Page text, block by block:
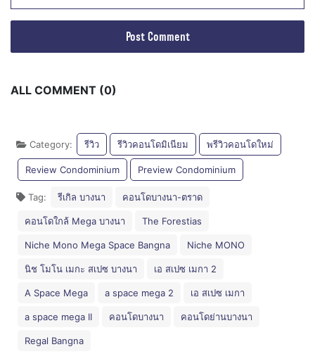
ALL COMMENT (0)
Category: รีวิว รีวิวคอนโดมิเนียม พรีวิวคอนโดใหม่
Review Condominium Preview Condominium
Tag: รีเกิล บางนา คอนโดบางนา-ตราด
คอนโดใกล้ Mega บางนา The Forestias
Niche Mono Mega Space Bangna Niche MONO
นิช โมโน เมกะ สเปซ บางนา เอ สเปซ เมกา 2
A Space Mega a space mega 2 เอ สเปซ เมกา
a space mega II คอนโดบางนา คอนโดย่านบางนา
Regal Bangna